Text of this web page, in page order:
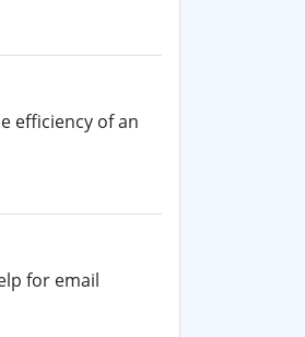
efficiency of an
for email